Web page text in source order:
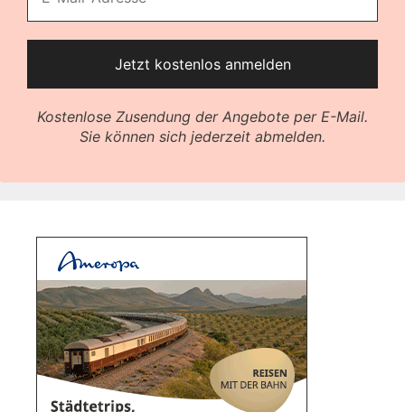
Kostenlose Zusendung der Angebote per E-Mail.
Sie können sich jederzeit abmelden.